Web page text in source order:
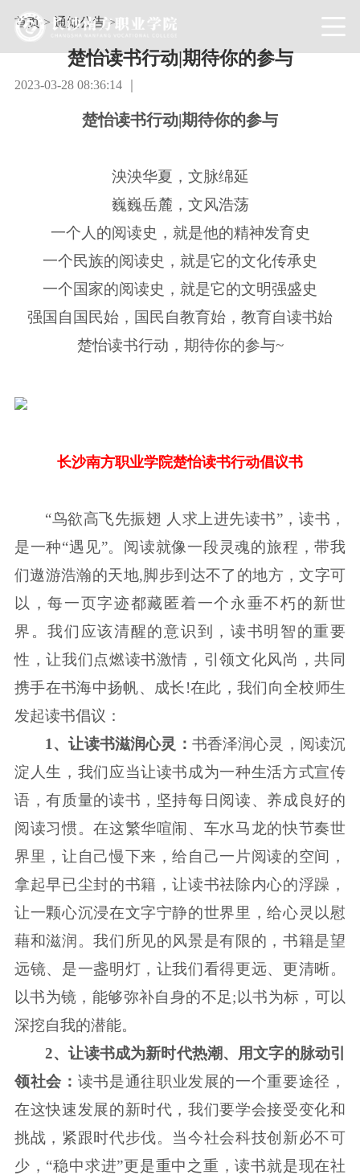
首页 > 通知公告>
楚怡读书行动|期待你的参与
2023-03-28 08:36:14 ｜
楚怡读书行动|期待你的参与
泱泱华夏，文脉绵延
巍巍岳麓，文风浩荡
一个人的阅读史，就是他的精神发育史
一个民族的阅读史，就是它的文化传承史
一个国家的阅读史，就是它的文明强盛史
强国自国民始，国民自教育始，教育自读书始
楚怡读书行动，期待你的参与~
长沙南方职业学院楚怡读书行动倡议书
“鸟欲高飞先振翅 人求上进先读书”，读书，
是一种“遇见”。阅读就像一段灵魂的旅程，带我
们遨游浩瀚的天地,脚步到达不了的地方，文字可
以，每一页字迹都藏匿着一个永垂不朽的新世
界。我们应该清醒的意识到，读书明智的重要
性，让我们点燃读书激情，引领文化风尚，共同
携手在书海中扬帆、成长!在此，我们向全校师生
发起读书倡议：
1、让读书滋润心灵： 书香泽润心灵，阅读沉
淀人生，我们应当让读书成为一种生活方式宣传
语，有质量的读书，坚持每日阅读、养成良好的
阅读习惯。在这繁华喧闹、车水马龙的快节奏世
界里，让自己慢下来，给自己一片阅读的空间，
拿起早已尘封的书籍，让读书祛除内心的浮躁，
让一颗心沉浸在文字宁静的世界里，给心灵以慰
藉和滋润。我们所见的风景是有限的，书籍是望
远镜、是一盏明灯，让我们看得更远、更清晰。
以书为镜，能够弥补自身的不足;以书为标，可以
深挖自我的潜能。
2、让读书成为新时代热潮、用文字的脉动引
领社会： 读书是通往职业发展的一个重要途径，
在这快速发展的新时代，我们要学会接受变化和
挑战，紧跟时代步伐。当今社会科技创新必不可
少，“稳中求进”更是重中之重，读书就是现在社